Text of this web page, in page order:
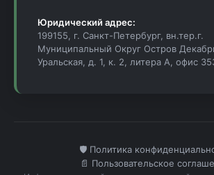
Юридический адрес:
199155, г. Санкт-Петербург, вн.тер.г.
Муниципальный Округ Остров
Уральская, д. 1, к. 2, литера А, офис
🛡️ Политика
📄 Пользовательское